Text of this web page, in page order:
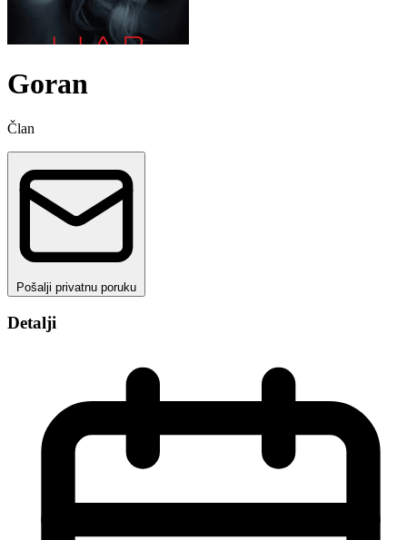
Goran
Član
Pošalji privatnu poruku
Detalji